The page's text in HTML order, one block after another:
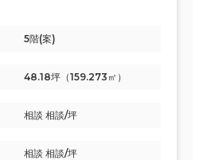
5階(案)
48.18坪（159.273㎡）
相談 相談/坪
相談 相談/坪
(13棟)
検索する
5年以内